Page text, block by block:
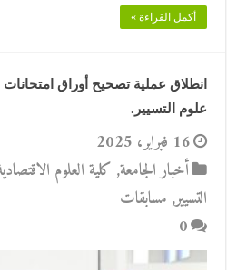
أكمل القراءة »
انطلاق عملية تصحيح أوراق
علوم التسيير.
16 فبراير، 2025
أخبار الجامعة, كلية العلوم
التسيير, مسابقات
0